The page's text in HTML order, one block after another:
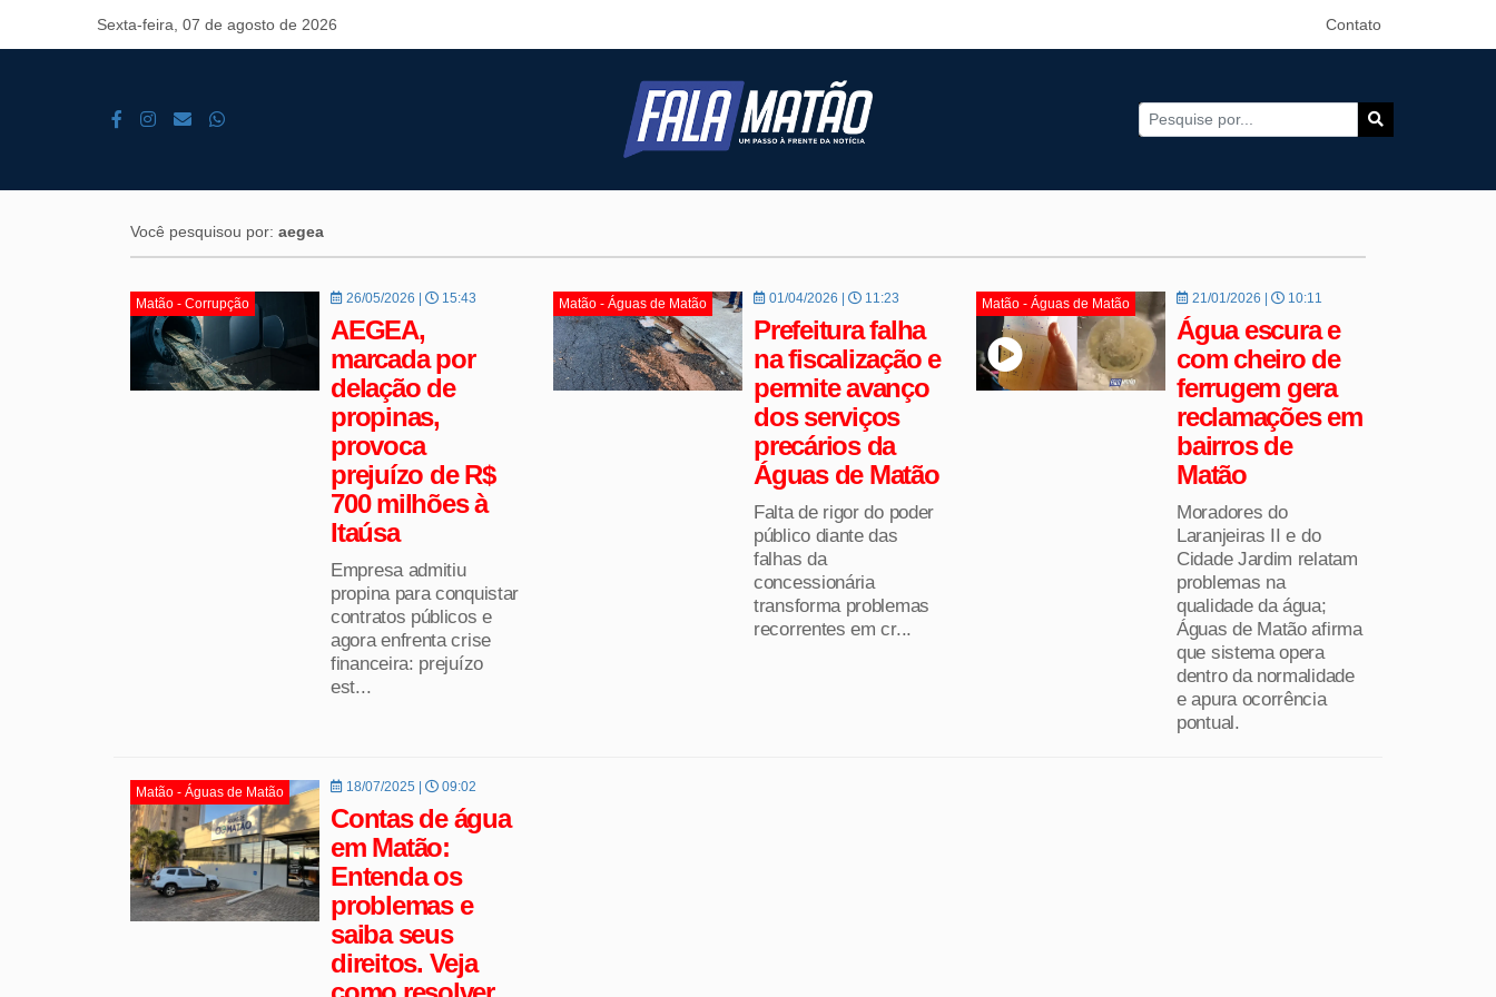
Sexta-feira, 07 de agosto de 2026 Contato
Você pesquisou por: aegea
Matão - Corrupção 26/05/2026 | 15:43
AEGEA,
marcada por
delação de
propinas,
provoca
prejuízo de R$
700 milhões à
Itaúsa
Empresa admitiu
propina para conquistar
contratos públicos e
agora enfrenta crise
financeira: prejuízo
est...
Matão - Águas de Matão 01/04/2026 | 11:23
Prefeitura falha
na fiscalização e
permite avanço
dos serviços
precários da
Águas de Matão
Falta de rigor do poder
público diante das
falhas da
concessionária
transforma problemas
recorrentes em cr...
Matão - Águas de Matão 21/01/2026 | 10:11
Água escura e
com cheiro de
ferrugem gera
reclamações em
bairros de
Matão
Moradores do
Laranjeiras II e do
Cidade Jardim relatam
problemas na
qualidade da água;
Águas de Matão afirma
que sistema opera
dentro da normalidade
e apura ocorrência
pontual.
Matão - Águas de Matão 18/07/2025 | 09:02
Contas de água
em Matão:
Entenda os
problemas e
saiba seus
direitos. Veja